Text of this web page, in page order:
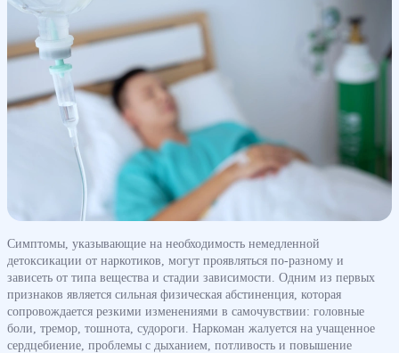
Симптомы, указывающие на необходимость немедленной
детоксикации от наркотиков, могут проявляться по-разному и
зависеть от типа вещества и стадии зависимости. Одним из первых
признаков является сильная физическая абстиненция, которая
сопровождается резкими изменениями в самочувствии: головные
боли, тремор, тошнота, судороги. Наркоман жалуется на учащенное
сердцебиение, проблемы с дыханием, потливость и повышение